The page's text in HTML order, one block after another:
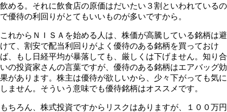
飲める。それに飲食店の原価はだいたい３割といわれているの
で優待の利回りがとてもいいものが多いですから。
これからＮＩＳＡを始める人は、株価が高騰している銘柄は避
けて、割安で配当利回りがよく優待のある銘柄を買っておけ
ば、もし日経平均が暴落しても、厳しくは下げません。知り合
いの投資家さんの言葉ですが、優待のある銘柄はエアバッグ効
果があります。株主は優待が欲しいから、少々下がっても気に
しません。そういう意味でも優待銘柄はオススメです。
もちろん、株式投資ですからリスクはありますが、１００万円